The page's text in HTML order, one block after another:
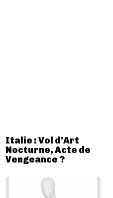
Italie : Vol d’Art
Nocturne, Acte de
Vengeance ?